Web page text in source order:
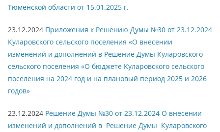
Тюменской области от 15.01.2025 г.
23.12.2024 Приложения к Решению Думы №30 от 23.12.2024
Куларовского сельского поселения «О внесении
изменений и дополнений в Решение Думы Куларовского
сельского поселения «О бюджете Куларовского сельского
поселения на 2024 год и на плановый период 2025 и 2026
годов»
23.12.2024 Решение Думы №30 от 23.12.2024 О внесении
изменений и дополнений в Решение Думы Куларовского